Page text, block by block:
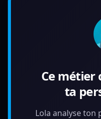
Ce métier
ta
Lola analyse ton